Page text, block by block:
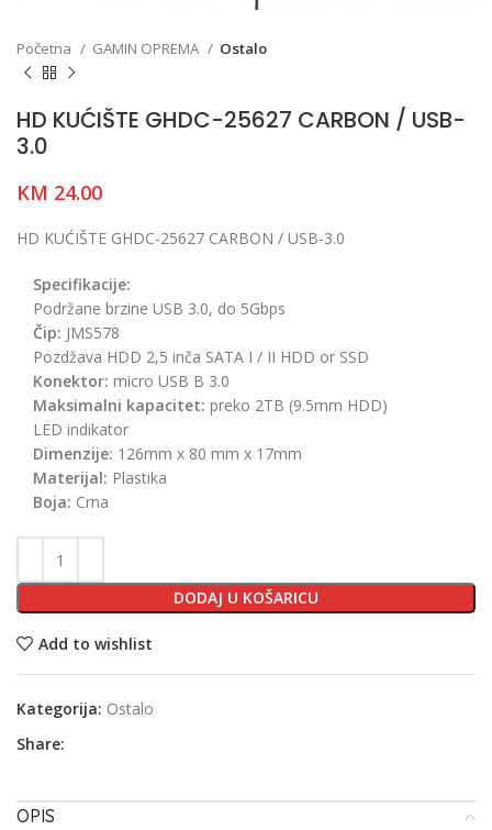
Početna GAMIN OPREMA Ostalo
HD KUĆIŠTE GHDC-25627 CARBON / USB-
3.0
KM 24.00
HD KUĆIŠTE GHDC-25627 CARBON / USB-3.0
Specifikacije:
Podržane brzine USB 3.0, do 5Gbps
Čip: JMS578
Pozdžava HDD 2,5 inča SATA I / II HDD or SSD
Konektor: micro USB B 3.0
Maksimalni kapacitet: preko 2TB (9.5mm HDD)
LED indikator
Dimenzije: 126mm x 80 mm x 17mm
Materijal: Plastika
Boja: Crna
DODAJ U KOŠARICU
Add to wishlist
Kategorija: Ostalo
Share:
OPIS